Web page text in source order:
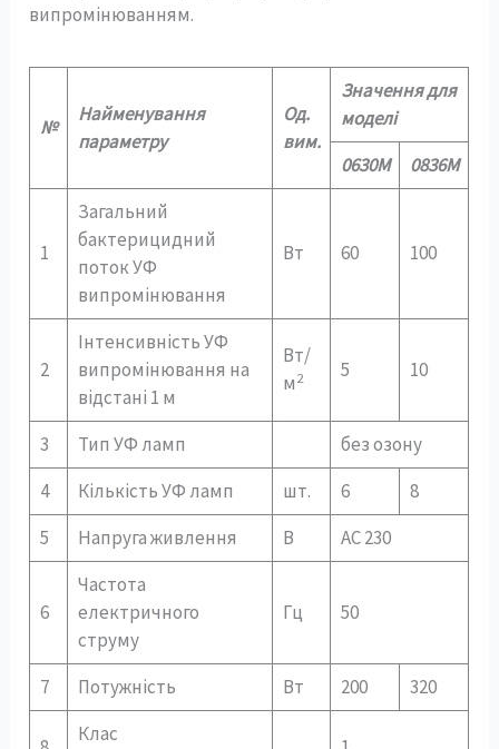
випромінюванням.
№
Найменування
параметру
Од.
вим.
Значення для
моделі
0630М
0836М
1
Загальний
бактерицидний
поток УФ
випромінювання
Вт 60 100
2
Інтенсивність УФ
випромінювання на
відстані 1 м
Вт/
м2 5 10
3 Тип УФ ламп
без озону
4
Кількість УФ ламп шт. 6
8
5
Напруга живлення В AC 230
6
Частота
електричного
струму
Гц 50
7 Потужність Вт 200 320
Клас